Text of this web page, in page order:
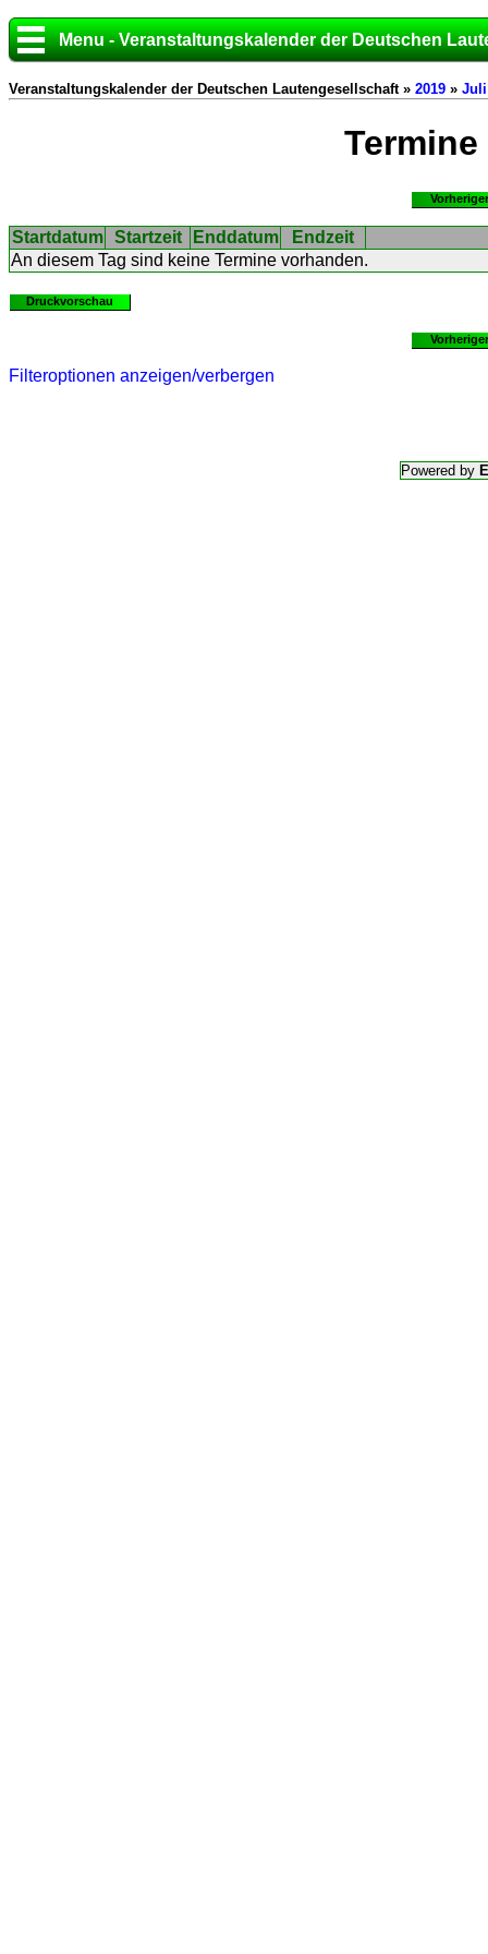
Menu - Veranstaltungskalender der Deutschen
Veranstaltungskalender der Deutschen Lautengesellschaft » 2019 » Juli
Termine
Startdatum Startzeit Enddatum
Endzeit
An diesem Tag sind keine Termine vorhanden.
Druckvorschau
Filteroptionen anzeigen/verbergen
Powered by